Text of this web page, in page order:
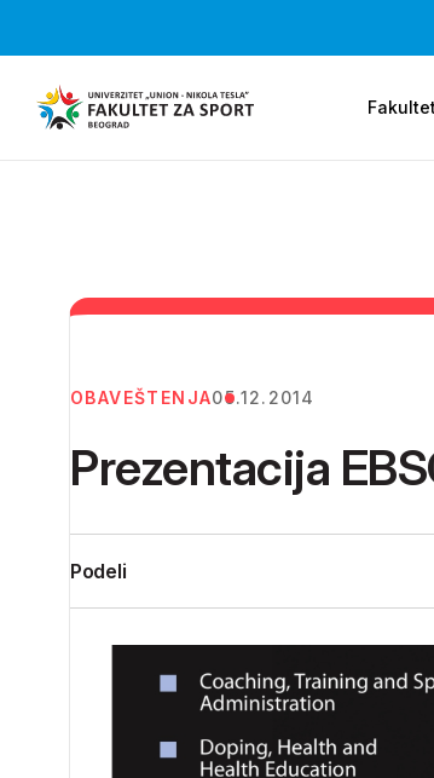
Fakultet
OBAVEŠTENJA05.12.2014
Prezentacija
Podeli